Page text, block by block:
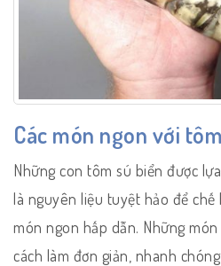
Các món ngon với
Những con tôm sú biển được
là nguyên liệu tuyệt hảo để
món ngon hấp dẫn. Những
cách làm đơn giản, nhanh